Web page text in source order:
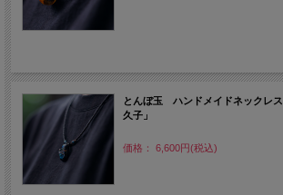
とんぼ玉 ハンドメイドネックレ
久子」
価格： 6,600円(税込)